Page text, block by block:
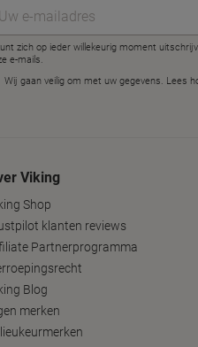
Viking
Shop
klanten reviews
Partnerprogramma
Blog
merken